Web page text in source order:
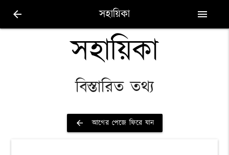
arrow_back সহায়িকা menu
সহায়িকা
বিস্তারিত তথ্য
arrow_back আগের পেজে ফিরে যান